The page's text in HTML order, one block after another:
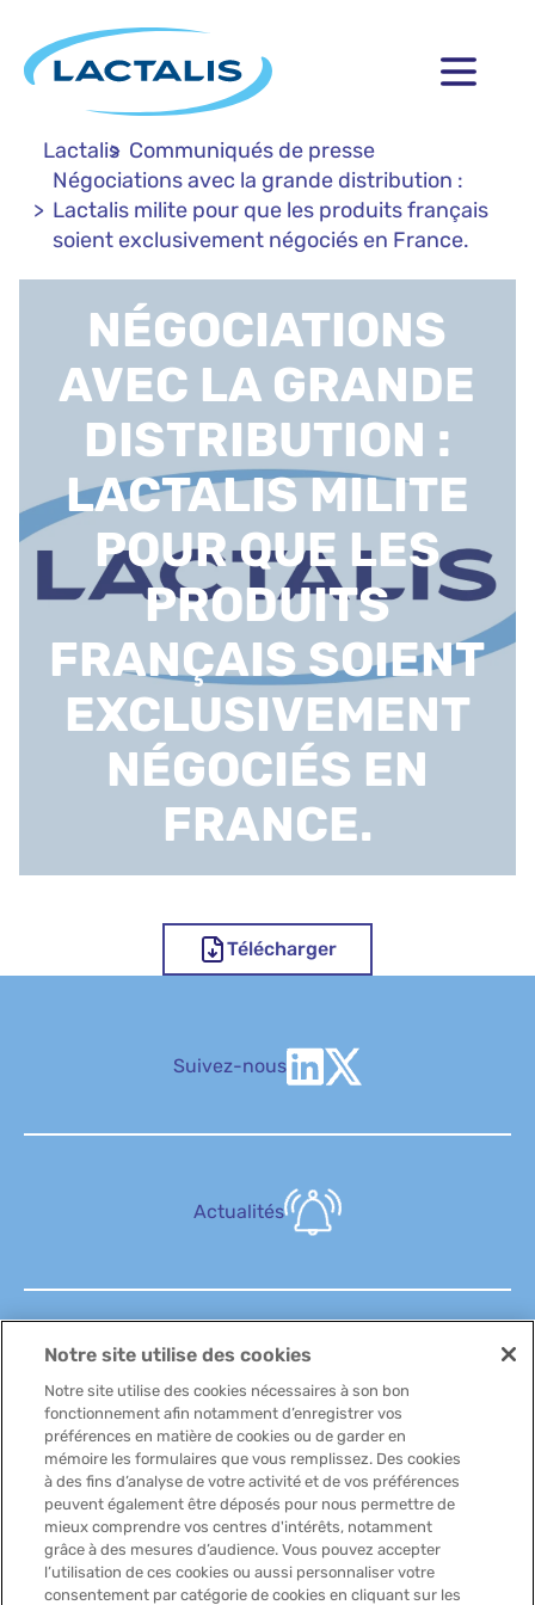
Lactalis Communiqués de presse
Négociations avec la grande distribution :
Lactalis milite pour que les produits français
soient exclusivement négociés en France.
NÉGOCIATIONS
AVEC LA GRANDE
DISTRIBUTION :
LACTALIS MILITE
POUR QUE LES
PRODUITS
FRANÇAIS SOIENT
EXCLUSIVEMENT
NÉGOCIÉS EN
FRANCE.
Télécharger
Suivez-nous
Actualités
FAQ
Contactez-nous
Notre site utilise des cookies
Notre site utilise des cookies nécessaires à son bon
fonctionnement afin notamment d’enregistrer vos
préférences en matière de cookies ou de garder en
mémoire les formulaires que vous remplissez. Des cookies
à des fins d’analyse de votre activité et de vos préférences
peuvent également être déposés pour nous permettre de
mieux comprendre vos centres d'intérêts, notamment
grâce à des mesures d’audience. Vous pouvez accepter
l’utilisation de ces cookies ou aussi personnaliser votre
consentement par catégorie de cookies en cliquant sur les